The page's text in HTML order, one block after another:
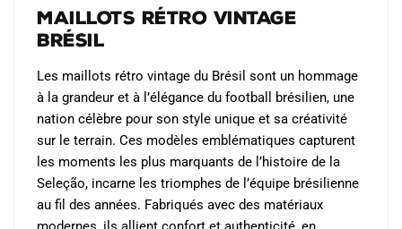
peuvent
page
produit
Maillots Rétro Vintage
Brésil
Les maillots rétro vintage du Brésil sont un hommage
à la grandeur et à l’élégance du football brésilien, une
nation célèbre pour son style unique et sa créativité
sur le terrain. Ces modèles emblématiques capturent
les moments les plus marquants de l’histoire de la
Seleção, incarne les triomphes de l’équipe brésilienne
au fil des années. Fabriqués avec des matériaux